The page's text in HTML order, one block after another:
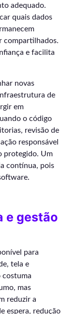
adequado.
quais dados
compartilhados.
e facilita
novas
de
em
o código
revisão de
responsável
protegido. Um
contínua, pois
e gestão
para
tela e
costuma
mas
reduzir a
espera, redução